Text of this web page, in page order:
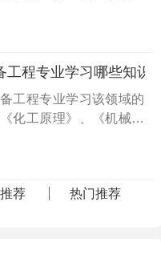
施农业、智能农业装备
技术领域。 培养目标定
工程专业学习哪些知识
工程专业学习该领域的
化工原理》、《机械制
业运营》、《环保设备
荐
热门推荐